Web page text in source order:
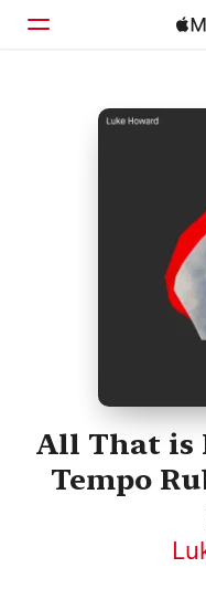
Inicio
All That is
Tempo